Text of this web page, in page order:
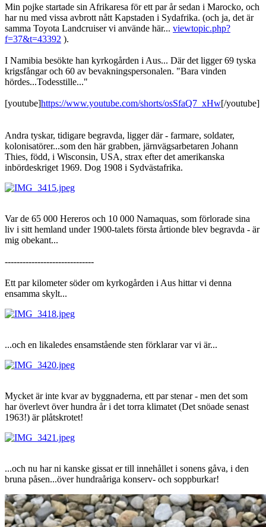
Min pojke startade sin Afrikaresa för ett par år sedan i Marocko, och
har nu med vissa avbrott nått Kapstaden i Sydafrika. (och ja, det är
samma Toyota Landcruiser vi använde här... viewtopic.php?
f=37&t=43392 ).
I Namibia besökte han kyrkogården i Aus... Där det ligger 69 tyska
krigsfångar och 60 av bevakningspersonalen. "Bara vinden
hördes...Todesstille..."
[youtube]https://www.youtube.com/shorts/osSfaQ7_xHw[/youtube]
Andra tyskar, tidigare begravda, ligger där - farmare, soldater,
kolonisatörer...som den här grabben, järnvägsarbetaren Johann
Thies, född, i Wisconsin, USA, strax efter det amerikanska
inbördeskriget 1969. Dog 1908 i Sydvästafrika.
Var de 65 000 Hereros och 10 000 Namaquas, som förlorade sina
liv i sitt hemland under 1900-talets första årtionde blev begravda - är
mig obekant...
------------------------------
Ett par kilometer söder om kyrkogården i Aus hittar vi denna
ensamma skylt...
...och en likaledes ensamstående sten förklarar var vi är...
Mycket är inte kvar av byggnaderna, ett par stenar - men det som
har överlevt över hundra år i det torra klimatet (Det snöade senast
1963!) är plåtskrotet!
...och nu har ni kanske gissat er till innehållet i sonens gåva, i den
bruna påsen...över hundraåriga konserv- och soppburkar!